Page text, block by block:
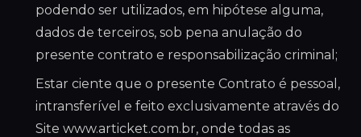
podendo ser utilizados, em hipótese alguma,
dados de terceiros, sob pena anulação do
presente contrato e responsabilização criminal;
Estar ciente que o presente Contrato é pessoal,
intransferível e feito exclusivamente através do
Site www.articket.com.br, onde todas as